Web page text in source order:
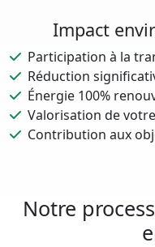
Impact
Participation à la
Réduction
Énergie 100%
Valorisation de
Contribution aux
Notre